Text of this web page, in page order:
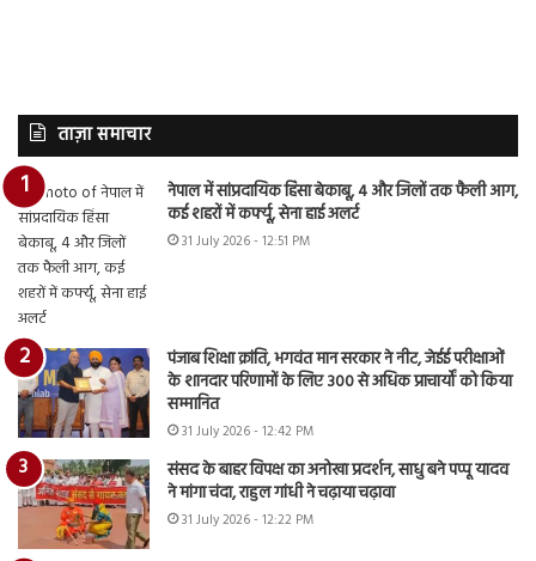
ताज़ा समाचार
नेपाल में सांप्रदायिक हिंसा बेकाबू, 4 और जिलों तक फैली आग,
कई शहरों में कर्फ्यू, सेना हाई अलर्ट
31 July 2026 - 12:51 PM
पंजाब शिक्षा क्रांति, भगवंत मान सरकार ने नीट, जेईई परीक्षाओं
के शानदार परिणामों के लिए 300 से अधिक प्राचार्यों को किया
सम्मानित
31 July 2026 - 12:42 PM
संसद के बाहर विपक्ष का अनोखा प्रदर्शन, साधु बने पप्पू यादव
ने मांगा चंदा, राहुल गांधी ने चढ़ाया चढ़ावा
31 July 2026 - 12:22 PM